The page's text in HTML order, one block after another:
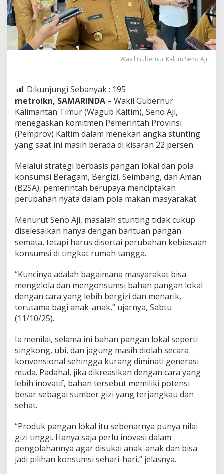
Wakil Gubernur Kaltim Seno Aji.
Dikunjungi Sebanyak : 195
metroikn, SAMARINDA – Wakil Gubernur
Kalimantan Timur (Wagub Kaltim), Seno Aji,
menegaskan komitmen Pemerintah Provinsi
(Pemprov) Kaltim dalam menekan angka stunting
yang saat ini masih berada di kisaran 22 persen.
Melalui strategi berbasis pangan lokal dan pola
konsumsi Beragam, Bergizi, Seimbang, dan Aman
(B2SA), pemerintah berupaya menciptakan
perubahan nyata dalam pola makan masyarakat.
Menurut Seno Aji, masalah stunting tidak cukup
diselesaikan hanya dengan bantuan pangan
semata, tetapi harus disertai perubahan kebiasaan
konsumsi di tingkat rumah tangga.
“Kuncinya adalah bagaimana masyarakat bisa
mengelola dan mengonsumsi bahan pangan lokal
dengan cara yang lebih bergizi dan menarik,
terutama bagi anak-anak,” ujarnya, Sabtu
(11/10/25).
Ia menilai, selama ini bahan pangan lokal seperti
singkong, ubi, dan jagung masih diolah secara
konvensional sehingga kurang diminati generasi
muda. Padahal, jika dikreasikan dengan cara yang
lebih inovatif, bahan tersebut memiliki potensi
besar sebagai sumber gizi yang terjangkau dan
sehat.
“Produk pangan lokal itu sebenarnya punya nilai
gizi tinggi. Hanya saja perlu inovasi dalam
pengolahannya agar disukai anak-anak dan bisa
jadi pilihan konsumsi sehari-hari,” jelasnya.